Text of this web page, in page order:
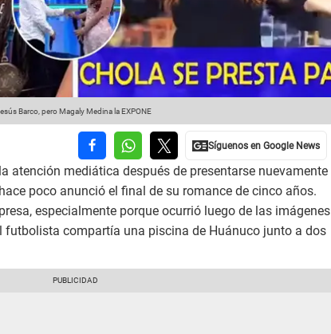
Barco, pero Magaly Medina la EXPONE
atención mediática después de presentarse nuevamente
poco anunció el final de su romance de cinco años.
especialmente porque ocurrió luego de las imágenes
futbolista compartía una piscina de Huánuco junto a dos